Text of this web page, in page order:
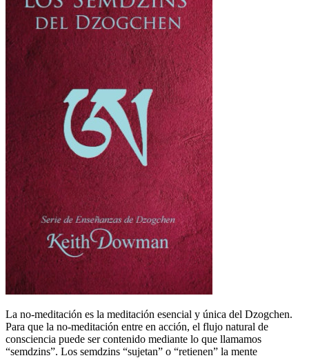
La no-meditación es la meditación esencial y única del Dzogchen.
Para que la no-meditación entre en acción, el flujo natural de
consciencia puede ser contenido mediante lo que llamamos
“semdzins”. Los semdzins “sujetan” o “retienen” la mente